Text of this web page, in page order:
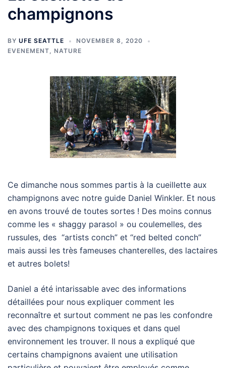
champignons
BY UFE SEATTLE
NOVEMBER 8, 2020
EVENEMENT, NATURE
Ce dimanche nous sommes partis à la cueillette aux
champignons avec notre guide Daniel Winkler. Et nous
en avons trouvé de toutes sortes ! Des moins connus
comme les « shaggy parasol » ou coulemelles, des
russules, des “artists conch” et “red belted conch”
mais aussi les très fameuses chanterelles, des lactaires
et autres bolets!
Daniel a été intarissable avec des informations
détaillées pour nous expliquer comment les
reconnaître et surtout comment ne pas les confondre
avec des champignons toxiques et dans quel
environnement les trouver. Il nous a expliqué que
certains champignons avaient une utilisation